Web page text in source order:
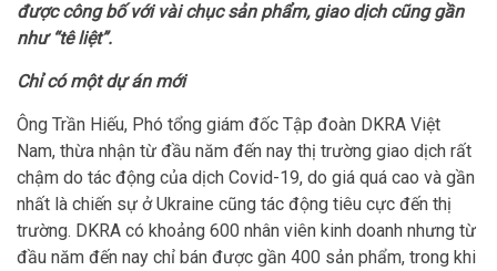
được công bố với vài chục sản phẩm, giao dịch cũng gần
như “tê liệt”.
Chỉ có một dự án mới
Ông Trần Hiếu, Phó tổng giám đốc Tập đoàn DKRA Việt
Nam, thừa nhận từ đầu năm đến nay thị trường giao dịch rất
chậm do tác động của dịch Covid-19, do giá quá cao và gần
nhất là chiến sự ở Ukraine cũng tác động tiêu cực đến thị
trường. DKRA có khoảng 600 nhân viên kinh doanh nhưng từ
đầu năm đến nay chỉ bán được gần 400 sản phẩm, trong khi